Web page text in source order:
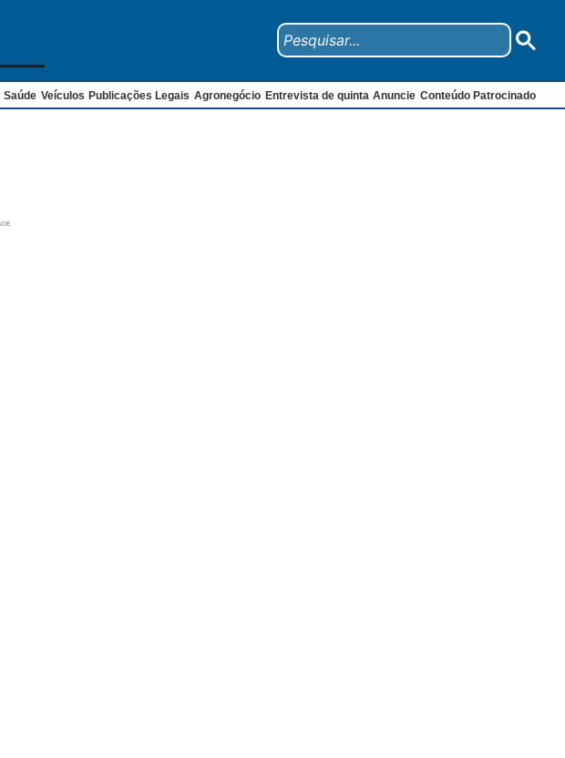
Saúde Veículos Publicações Legais Agronegócio Entrevista de quinta Anuncie Conteúdo Patrocinado